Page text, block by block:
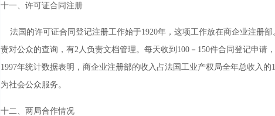
十一、许可证合同注册
法国的许可证合同登记注册工作始于1920年，这项工作放在商企业注册
责对公众的查询，有2人负责文档管理。每天收到100－150件合同登记申请
1997年统计数据表明，商企业注册部的收入占法国工业产权局全年总收入
为社会公众服务。
十二、两局合作情况